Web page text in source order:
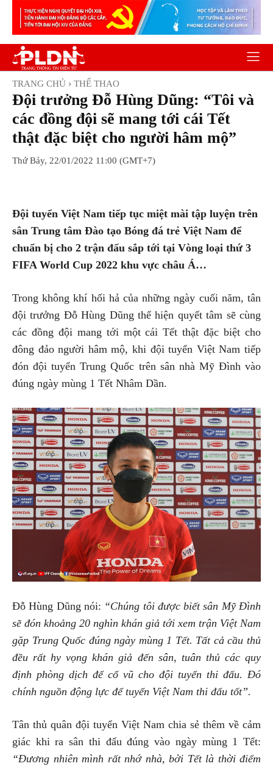
TRANG CHỦ THỂ THAO
Đội trưởng Đỗ Hùng Dũng: “Tôi và
các đồng đội sẽ mang tới cái Tết
thật đặc biệt cho người hâm mộ”
Thứ Bảy, 22/01/2022 11:00 (GMT+7)
Đội tuyển Việt Nam tiếp tục miệt mài tập luyện trên
sân Trung tâm Đào tạo Bóng đá trẻ Việt Nam để
chuẩn bị cho 2 trận đấu sắp tới tại Vòng loại thứ 3
FIFA World Cup 2022 khu vực châu Á…
Trong không khí hối hả của những ngày cuối năm, tân
đội trưởng Đỗ Hùng Dũng thể hiện quyết tâm sẽ cùng
các đồng đội mang tới một cái Tết thật đặc biệt cho
đông đảo người hâm mộ, khi đội tuyển Việt Nam tiếp
đón đội tuyển Trung Quốc trên sân nhà Mỹ Đình vào
đúng ngày mùng 1 Tết Nhâm Dần.
Đỗ Hùng Dũng nói: “Chúng tôi được biết sân Mỹ Đình
sẽ đón khoảng 20 nghìn khán giả tới xem trận Việt Nam
gặp Trung Quốc đúng ngày mùng 1 Tết. Tất cả cầu thủ
đều rất hy vọng khán giả đến sân, tuân thủ các quy
định phòng dịch để cổ vũ cho đội tuyển thi đấu. Đó
chính nguồn động lực để tuyển Việt Nam thi đấu tốt”.
Tân thủ quân đội tuyển Việt Nam chia sẻ thêm về cảm
giác khi ra sân thi đấu đúng vào ngày mùng 1 Tết:
“Đương nhiên mình rất nhớ nhà, bởi Tết là thời điểm